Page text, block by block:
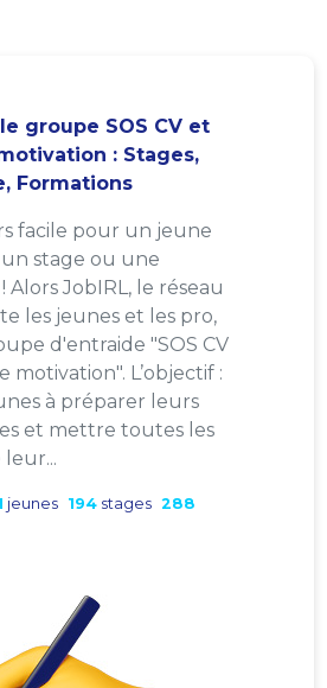
groupe SOS CV et
: Stages,
Formations
facile pour un jeune
stage ou une
Alors JobIRL, le réseau
les jeunes et les pro,
d'entraide "SOS CV
motivation". L’objectif :
à préparer leurs
et mettre toutes les
leur...
jeunes 194 stages 288